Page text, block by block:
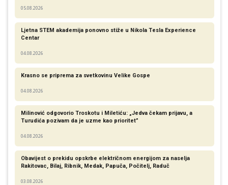
05.08.2026
Ljetna STEM akademija ponovno stiže u Nikola Tesla Experience
Centar
04.08.2026
Krasno se priprema za svetkovinu Velike Gospe
04.08.2026
Milinović odgovorio Troskotu i Miletiću: „Jedva čekam prijavu, a
Turudića pozivam da je uzme kao prioritet”
04.08.2026
Obavijest o prekidu opskrbe električnom energijom za naselja
Rakitovac, Bilaj, Ribnik, Medak, Papuča, Počitelj, Raduč
03.08.2026